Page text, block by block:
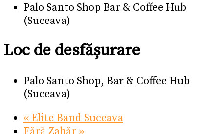
Palo Santo Shop Bar & Coffee Hub
(Suceava)
Loc de desfășurare
Palo Santo Shop, Bar & Coffee Hub
(Suceava)
« Elite Band Suceava
Fără Zahăr »